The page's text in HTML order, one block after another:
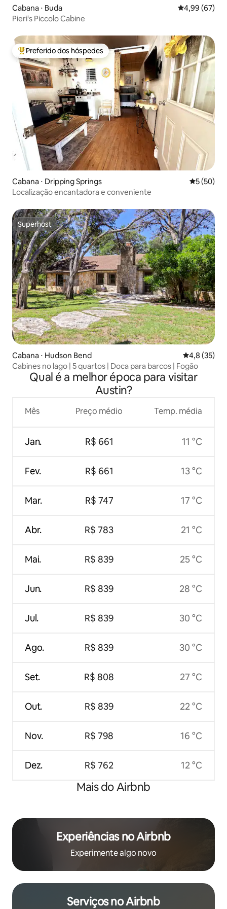
Cabana ⋅ Buda 4,99 de uma
4,99 (67)
Pieri's Piccolo Cabine
Entre os melhores preferidos dos hóspedes
Preferido dos hóspedes
Cabana ⋅ Dripping Springs 5 de uma
5 (50)
Localização encantadora e conveniente
Superhost
Superhost
Cabana ⋅ Hudson Bend 4,8 de uma
4,8 (35)
Cabines no lago | 5 quartos | Doca para barcos | Fogão
Qual é a melhor época para visitar
Austin?
Mês
Jan.
Fev.
Mar.
Abr.
Mai.
Jun.
Jul.
Ago.
Set.
Out.
Nov.
Dez.
Preço médio
R$ 661
R$ 661
R$ 747
R$ 783
R$ 839
R$ 839
R$ 839
R$ 839
R$ 808
R$ 839
R$ 798
R$ 762
Temp. média
11 °C
13 °C
17 °C
21 °C
25 °C
28 °C
30 °C
30 °C
27 °C
22 °C
16 °C
12 °C
Mais do Airbnb
Experiências no Airbnb
Experimente algo novo
Serviços no Airbnb